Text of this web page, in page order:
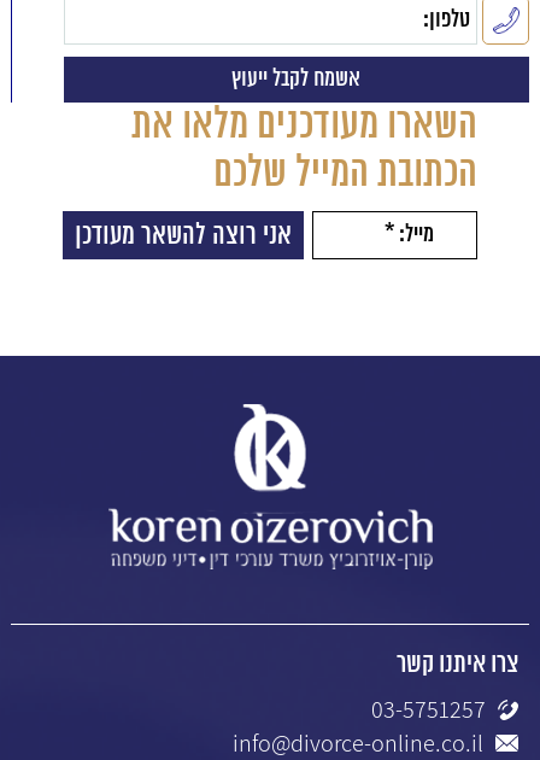
השארו מעודכנים מלאו את
הכתובת המייל שלכם
צרו איתנו קשר
03-5751257
info@divorce-online.co.il